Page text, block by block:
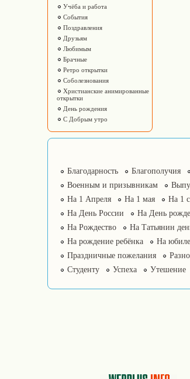
Учёба и работа
События
Поздравления
Друзьям
Любимым
Брачные
Ретро открытки
Соболезнования
Христианские анимированные
открытки
День рождения
С Добрым утро
Благодарность Благополучия
Военным и призывникам
На 1 Апреля
На 1 мая На 1
На День России
На День
На Рождество
На Татьянин
На рождение ребёнка
На
Праздничные пожелания
Студенту
Успеха Утешение